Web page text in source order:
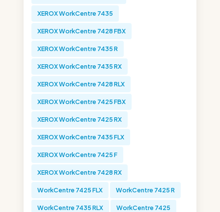
XEROX WorkCentre 7435
XEROX WorkCentre 7428 FBX
XEROX WorkCentre 7435 R
XEROX WorkCentre 7435 RX
XEROX WorkCentre 7428 RLX
XEROX WorkCentre 7425 FBX
XEROX WorkCentre 7425 RX
XEROX WorkCentre 7435 FLX
XEROX WorkCentre 7425 F
XEROX WorkCentre 7428 RX
WorkCentre 7425 FLX WorkCentre 7425 R
WorkCentre 7435 RLX WorkCentre 7425